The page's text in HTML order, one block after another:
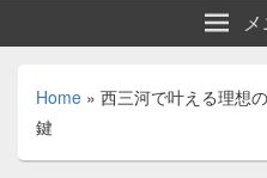
Home » 西三河で叶える理想
鍵